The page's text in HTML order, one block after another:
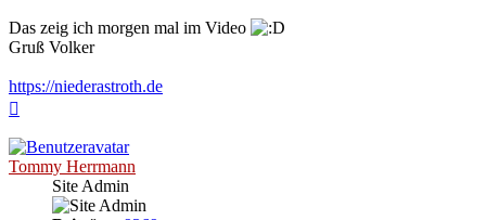
Das zeig ich morgen mal im Video
Gruß Volker
https://niederastroth.de
Tommy Herrmann
Site Admin